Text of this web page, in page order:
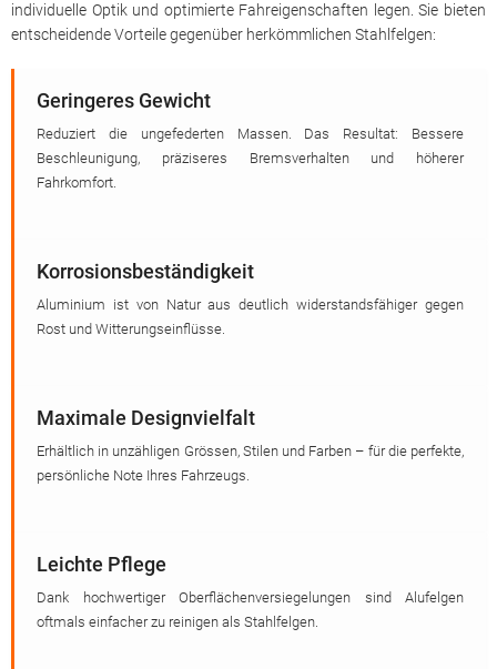
individuelle Optik und optimierte Fahreigenschaften legen. Sie bieten
entscheidende Vorteile gegenüber herkömmlichen Stahlfelgen:
Geringeres Gewicht
Reduziert die ungefederten Massen. Das Resultat: Bessere
Beschleunigung, präziseres Bremsverhalten und höherer
Fahrkomfort.
Korrosionsbeständigkeit
Aluminium ist von Natur aus deutlich widerstandsfähiger gegen
Rost und Witterungseinflüsse.
Maximale Designvielfalt
Erhältlich in unzähligen Grössen, Stilen und Farben – für die perfekte,
persönliche Note Ihres Fahrzeugs.
Leichte Pflege
Dank hochwertiger Oberflächenversiegelungen sind Alufelgen
oftmals einfacher zu reinigen als Stahlfelgen.